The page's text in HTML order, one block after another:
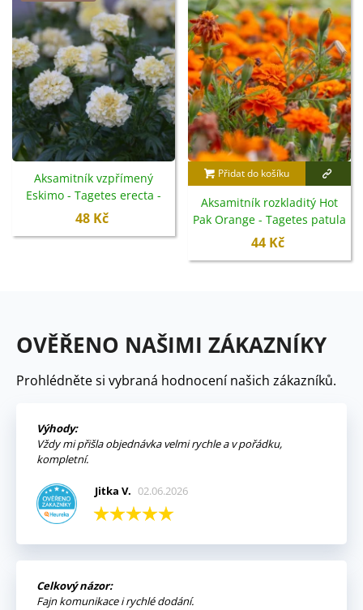
Aksamitník vzpřímený
Eskimo - Tagetes erecta -
semena - 30 ks
48 Kč
Přidat do košíku
Aksamitník rozkladitý Hot
Pak Orange - Tagetes patula
- semena - 30 ks
44 Kč
OVĚŘENO NAŠIMI ZÁKAZNÍKY
Prohlédněte si vybraná hodnocení našich zákazníků.
Výhody:
Vždy mi přišla objednávka velmi rychle a v pořádku,
kompletní.
Jitka V. 02.06.2026
Celkový názor:
Fajn komunikace i rychlé dodání.